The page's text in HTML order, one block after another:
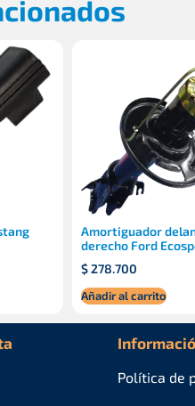
Amortiguador
derecho Ford
$278.700
Añadir al carrito
Política de